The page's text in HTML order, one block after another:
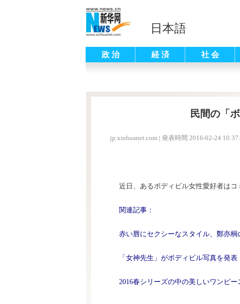
日本語
政 治 経 済 社 会
民間の「
jp.xinhuanet.com | 発表時間 2016-02-24
近日、あるボディビル女性愛好者は
関連記事：
赤い唇にセクシーなスタイル、鄭亦桐
「女神先生」がボディビル写真を発表
2016春シリーズの中の美しいワンピー